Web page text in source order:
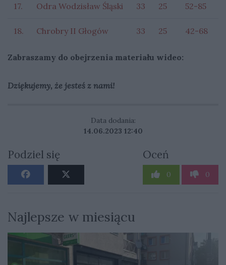
17. Odra Wodzisław Śląski 33 25 52-85
18. Chrobry II Głogów 33 25 42-68
Zabraszamy do obejrzenia materiału wideo:
Dziękujemy, że jesteś z nami!
Data dodania:
14.06.2023 12:40
Podziel się Oceń
0 0
Najlepsze w miesiącu